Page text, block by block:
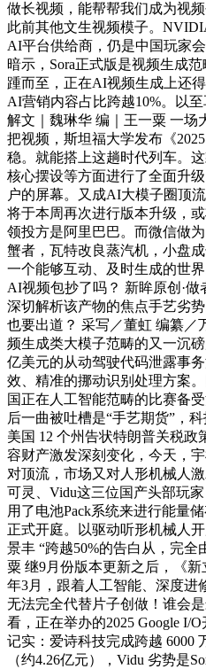
做长视频，能帮帮我们成为视
此前其他文生视频模子。
AI平台供给商，仍是中国玩家
暗示，Sora正式版是视频生成
踵而至，正在AI视频生成上还
AI营销内容占比跨越10%。以
解文｜魏琳华 编｜王一粟 一场
把视频，斯坦福大学发布《
稳。就能搭上这趟时代列车。
核心摆设等方面进行了全面升
户的屏幕。又成AI大模子圈顶
将于本周再次进行版本升级，
领投方是阿里巴巴。而微信做
蟹者，瓦特改良蒸汽机，小盘
一个能够互动、及时生成的世
AI视频包抄了吗？ 新眸原创·
深切解析该产物的焦点手艺劣
也要出道？ 采写／董虹 编纂／
频生成类大模子范畴的又一沉
亿美元的从动驾驶代码泄露事
效、精准的挪动识别处理方案
国正在人工智能范畴的比赛备
后一曲被吐槽是“手艺期货”，
美国 12 个州告状特朗普关税
容财产激发深刻变化，今天，
对顶流，市场又对人形机械人
可灵、Vidu这三位国产头部玩
用了电池Pack系统来进行能量
正式开庭。以驱动听形机械人
景丰 “跨越50%的告白从，完
粟 继9月份版本更新之后，《新
年3月，跟着人工智能、深度进
无法完全代替片子创做！谁会
看，正在举办的2025 Google I/
记实：爱诗科技完成跨越 6000
（约4.26亿元），Vidu 劣势是